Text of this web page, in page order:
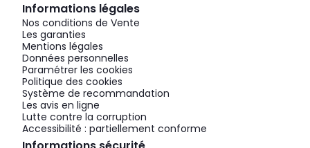
Informations légales
Nos conditions de Vente
Les garanties
Mentions légales
Données personnelles
Paramétrer les cookies
Politique des cookies
Système de recommandation
Les avis en ligne
Lutte contre la corruption
Accessibilité : partiellement conforme